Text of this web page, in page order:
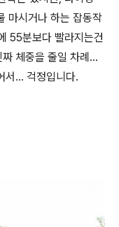
마시거나 하는 잡동작
55분보다 빨라지는건
체중을 줄일 차례...
서... 걱정입니다.